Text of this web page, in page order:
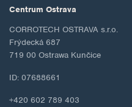
Centrum Ostrava
CORROTECH OSTRAVA s.r.o.
Frýdecká 687
719 00 Ostrawa Kunčice
ID: 07688661
+420 602 789 403